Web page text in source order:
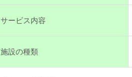
サービス内容
施設の種類